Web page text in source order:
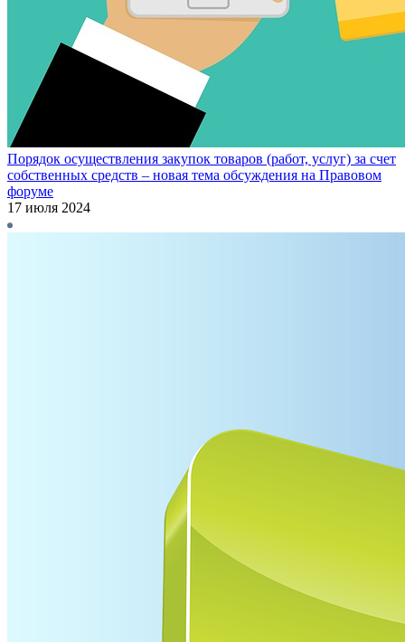
Порядок осуществления закупок товаров (работ, услуг) за счет
собственных средств – новая тема обсуждения на Правовом
форуме
17 июля 2024